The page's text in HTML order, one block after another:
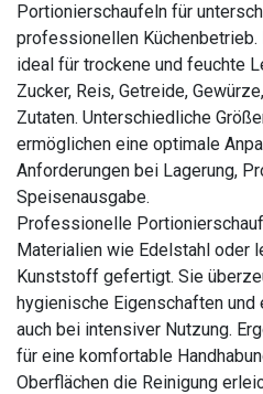
Portionierschaufeln für
professionellen
ideal für trockene und feuchte
Zucker, Reis, Getreide,
Zutaten. Unterschiedliche
ermöglichen eine optimale
Anforderungen bei Lagerung,
Speisenausgabe.
Professionelle
Materialien wie Edelstahl oder
Kunststoff gefertigt. Sie
hygienische Eigenschaften und
auch bei intensiver Nutzung.
für eine komfortable
Oberflächen die Reinigung